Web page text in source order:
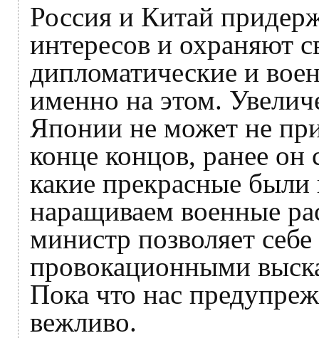
Россия и Китай
интересов и охраняют
дипломатические и
именно на этом.
Японии не может не
конце концов, ранее
какие прекрасные
наращиваем военные
министр позволяет
провокационными
Пока что нас
вежливо.